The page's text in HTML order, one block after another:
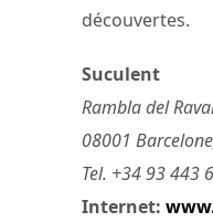
découvertes.
Suculent
Rambla del
08001
Tel. +34 93 443
Internet: